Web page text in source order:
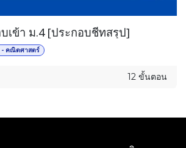
เข้า ม.4 [ประกอบชีทสรุป]
- คณิตศาสตร์
12 ขั้นตอน